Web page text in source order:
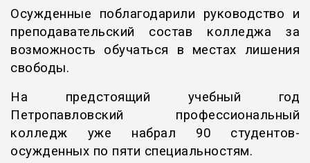
Осужденные поблагодарили руководство и
преподавательский состав колледжа за
возможность обучаться в местах лишения
свободы.
На предстоящий учебный год
Петропавловский профессиональный
колледж уже набрал 90 студентов-
осужденных по пяти специальностям.